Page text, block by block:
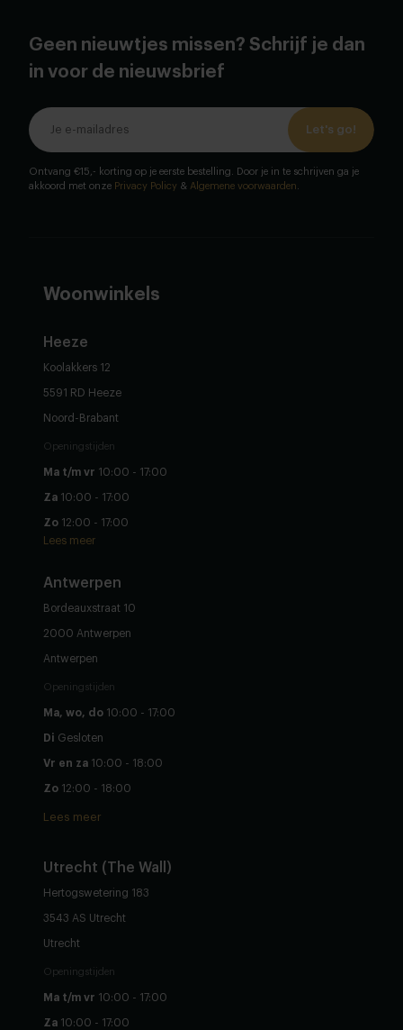
Geen nieuwtjes missen? Schrijf je dan
in voor de nieuwsbrief
Let's go!
Ontvang €15,- korting op je eerste bestelling. Door je in te schrijven ga je
akkoord met onze Privacy Policy & Algemene voorwaarden.
Woonwinkels
Heeze
Koolakkers 12
5591 RD Heeze
Noord-Brabant
Openingstijden
Ma t/m vr 10:00 - 17:00
Za 10:00 - 17:00
Zo 12:00 - 17:00
Lees meer
Antwerpen
Bordeauxstraat 10
2000 Antwerpen
Antwerpen
Openingstijden
Ma, wo, do 10:00 - 17:00
Di Gesloten
Vr en za 10:00 - 18:00
Zo 12:00 - 18:00
Lees meer
Utrecht (The Wall)
Hertogswetering 183
3543 AS Utrecht
Utrecht
Openingstijden
Ma t/m vr 10:00 - 17:00
Za 10:00 - 17:00